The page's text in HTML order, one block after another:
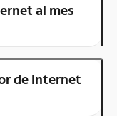
al mes
de Internet